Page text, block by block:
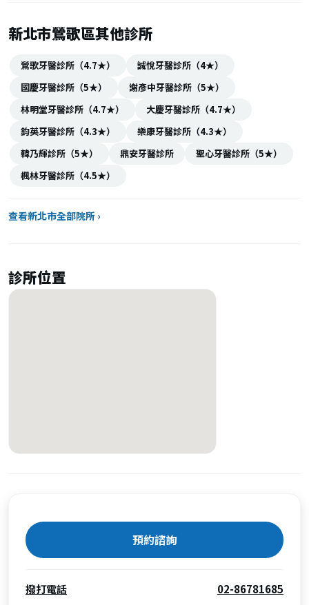
新北市鶯歌區其他診所
鶯歌牙醫診所（4.7★）
誠悅牙醫診所（4★）
國慶牙醫診所（5★）
謝彥中牙醫診所（5★）
林明堂牙醫診所（4.7★）
大慶牙醫診所（4.7★）
鈞英牙醫診所（4.3★）
樂康牙醫診所（4.3★）
韓乃輝診所（5★）
鼎安牙醫診所
聖心牙醫診所（5★）
楓林牙醫診所（4.5★）
查看新北市全部院所 ›
診所位置
預約諮詢
撥打電話 02-86781685